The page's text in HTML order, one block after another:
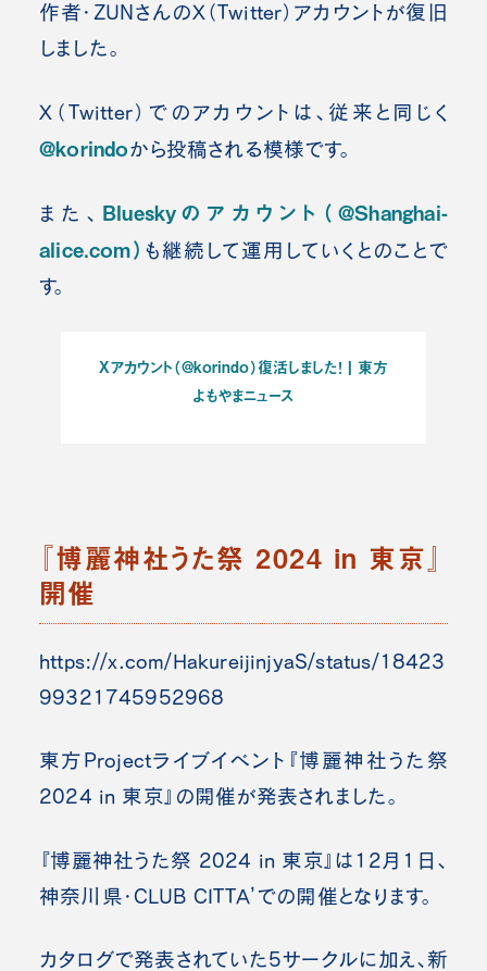
作者・ZUNさんのX（Twitter）アカウントが復旧
しました。
X（Twitter）でのアカウントは、従来と同じく
@korindoから投稿される模様です。
また、 Blueskyのアカウント（@Shanghai-
alice.com） も継続して運用していくとのことで
す。
Xアカウント（@korindo）復活しました！ | 東方
よもやまニュース
『博麗神社うた祭 2024 in 東京』
開催
https://x.com/HakureijinjyaS/status/18423
99321745952968
東方Projectライブイベント『博麗神社うた祭
2024 in 東京』の開催が発表されました。
『博麗神社うた祭 2024 in 東京』は12月1日、
神奈川県・CLUB CITTA’での開催となります。
カタログで発表されていた5サークルに加え、新